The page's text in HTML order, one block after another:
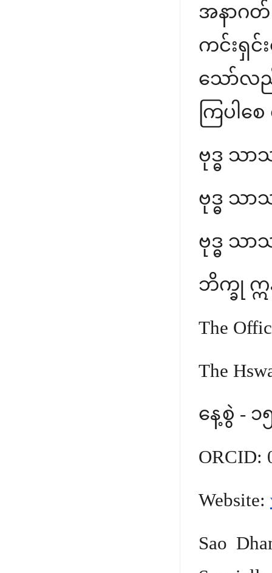
အနာဂတ်
ကင်းရှ
သော်လ
ကြပါ
ဗုဒ္ဓ သာ
ဗုဒ္ဓ သာ
ဗုဒ္ဓ သာ
ဘိက္ခု ဣ
The
The
နေ့စွဲ -
ORCID:
Website:
Sao